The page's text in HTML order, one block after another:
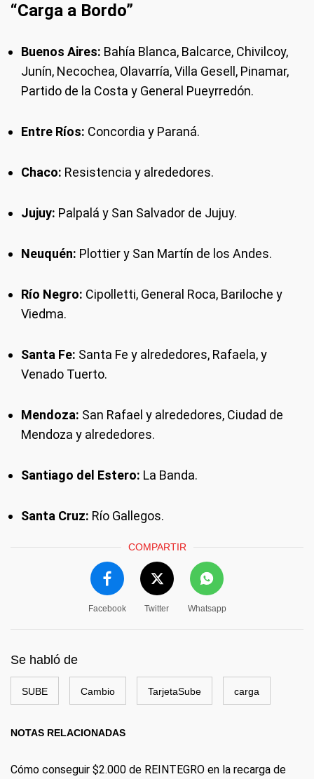
“Carga a Bordo”
Buenos Aires: Bahía Blanca, Balcarce, Chivilcoy,
Junín, Necochea, Olavarría, Villa Gesell, Pinamar,
Partido de la Costa y General Pueyrredón.
Entre Ríos: Concordia y Paraná.
Chaco: Resistencia y alrededores.
Jujuy: Palpalá y San Salvador de Jujuy.
Neuquén: Plottier y San Martín de los Andes.
Río Negro: Cipolletti, General Roca, Bariloche y
Viedma.
Santa Fe: Santa Fe y alrededores, Rafaela, y
Venado Tuerto.
Mendoza: San Rafael y alrededores, Ciudad de
Mendoza y alrededores.
Santiago del Estero: La Banda.
Santa Cruz: Río Gallegos.
COMPARTIR
Facebook Twitter Whatsapp
Se habló de
SUBE Cambio TarjetaSube carga
NOTAS RELACIONADAS
Cómo conseguir $2.000 de REINTEGRO en la recarga de